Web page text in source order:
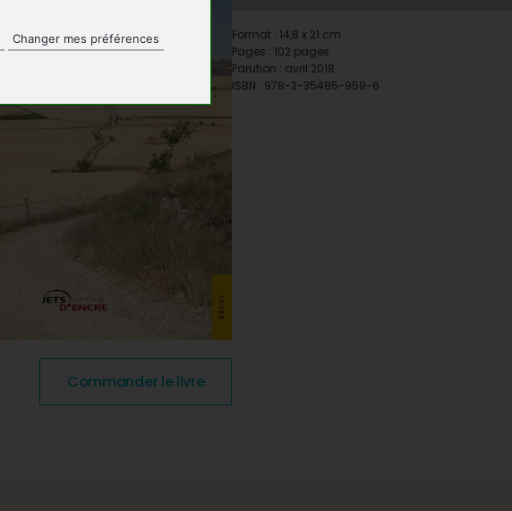
Changer mes préférences
Commander le livre
Format : 14,8 x 21 cm
Pages : 102 pages
Parution : avril 2018
ISBN : 978-2-35485-959-6